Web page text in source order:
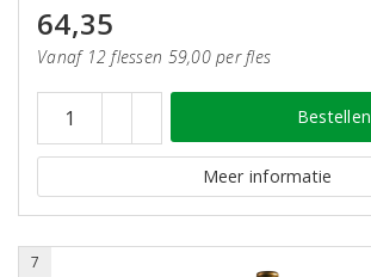
64,35
Vanaf 12 flessen 59,00 per fles
Bestellen
Meer informatie
7